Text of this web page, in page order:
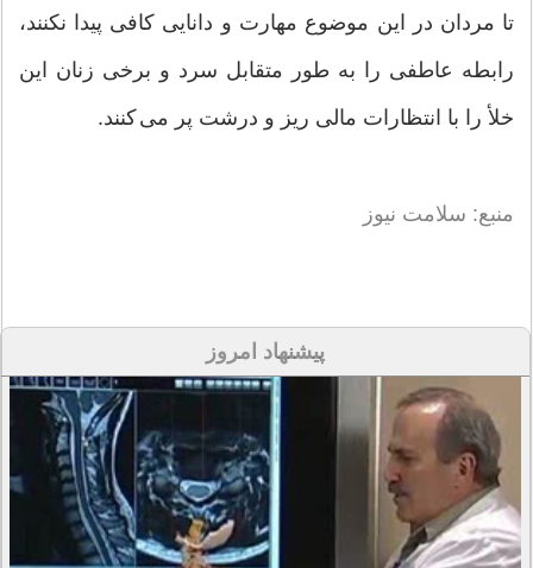
تا مردان در این موضوع مهارت و دانایی کافی پیدا نکنند،
رابطه عاطفی را به طور متقابل سرد و برخی زنان این
خلأ را با انتظارات مالی ریز و درشت پر می کنند.
منبع: سلامت نیوز
پیشنهاد امروز